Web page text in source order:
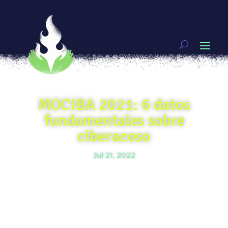
MOCIBA 2021: 6 datos
fundamentales sobre
ciberacoso
Jul 21, 2022